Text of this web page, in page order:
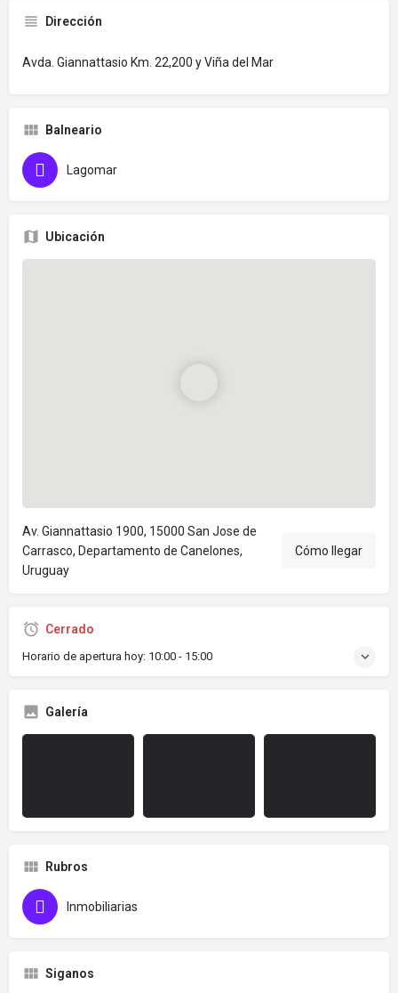
Dirección
Avda. Giannattasio Km. 22,200 y Viña del Mar
Balneario
Lagomar
Ubicación
Av. Giannattasio 1900, 15000 San Jose de
Carrasco, Departamento de Canelones,
Uruguay
Cómo llegar
Cerrado
Horario de apertura hoy: 10:00 - 15:00
Galería
Rubros
Inmobiliarias
Siganos